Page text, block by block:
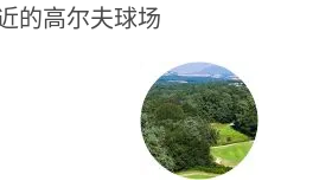
的高尔夫球场